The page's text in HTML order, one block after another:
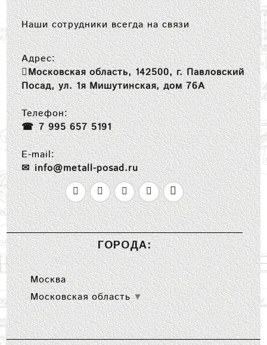
Наши сотрудники всегда на связи
Адрес:
Московская область, 142500, г. Павловский
Посад, ул. 1я Мишутинская, дом 76А
Телефон:
7 995 657 5191
E-mail:
info@metall-posad.ru
ГОРОДА:
Москва
Московская область ▼